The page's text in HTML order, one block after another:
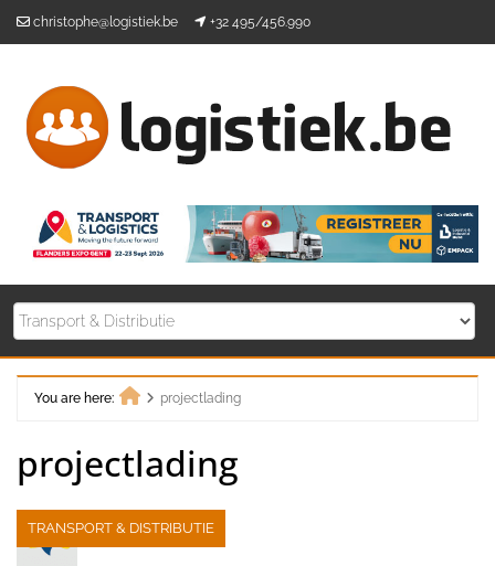
christophe@logistiek.be +32 495/456.990
You are here:
projectlading
projectlading
TRANSPORT & DISTRIBUTIE